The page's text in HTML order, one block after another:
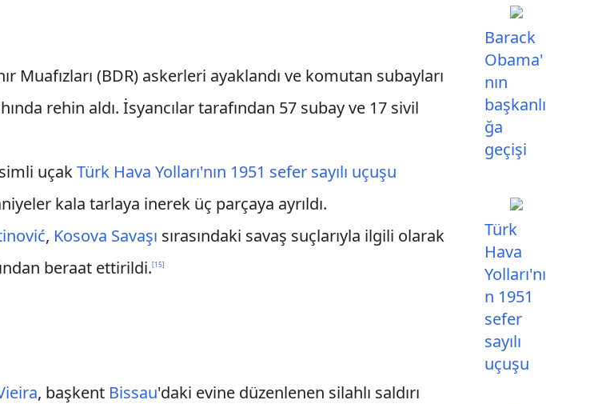
Barack
Obama'
nın
başkanlı
ğa
geçişi
Türk
Hava
Yolları'nı
n 1951
sefer
sayılı
uçuşu
Muafızları (BDR) askerleri ayaklandı ve komutan subayları
rehin aldı. İsyancılar tarafından 57 subay ve 17 sivil
uçakTürk Hava Yolları'nın 1951 sefer sayılı uçuşu
kala tarlaya inerek üç parçaya ayrıldı.
, Kosova Savaşı sırasındaki savaş suçlarıyla ilgili olarak
beraat ettirildi.[15]
, başkent Bissau'daki evine düzenlenen silahlı saldırı